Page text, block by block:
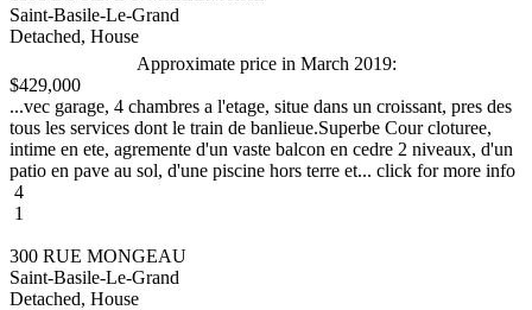
Saint-Basile-Le-Grand
Detached, House
Approximate price in March 2019:
$429,000
...vec garage, 4 chambres a l'etage, situe dans un croissant, pres des
tous les services dont le train de banlieue.Superbe Cour cloturee,
intime en ete, agremente d'un vaste balcon en cedre 2 niveaux, d'un
patio en pave au sol, d'une piscine hors terre et... click for more info
4
1
300 RUE MONGEAU
Saint-Basile-Le-Grand
Detached, House